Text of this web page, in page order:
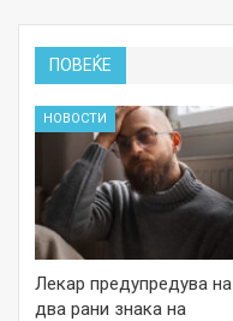
ПОВЕЌЕ
НОВОСТИ
Лекар предупредува на
два рани знака на